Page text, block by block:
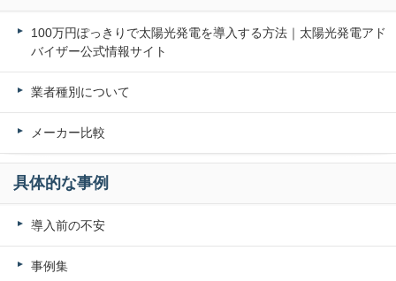
100万円ぽっきりで太陽光発電を導入する方法｜太陽光発電アド
バイザー公式情報サイト
業者種別について
メーカー比較
具体的な事例
導入前の不安
事例集